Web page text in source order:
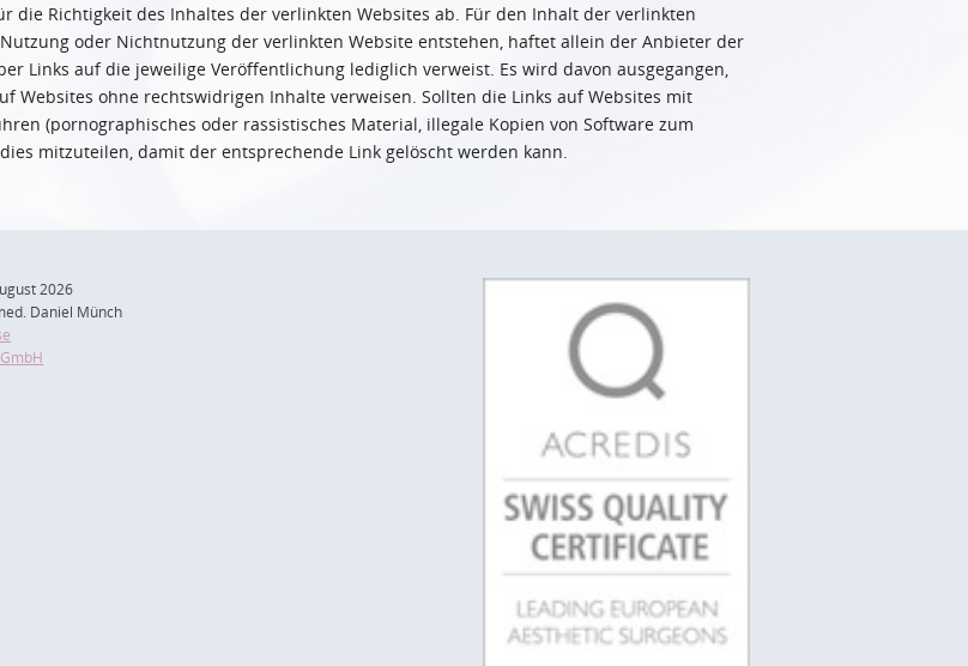
die Richtigkeit des Inhaltes der verlinkten Websites ab. Für den Inhalt der verlinkten
oder Nichtnutzung der verlinkten Website entstehen, haftet allein der Anbieter der
Links auf die jeweilige Veröffentlichung lediglich verweist. Es wird davon ausgegangen,
Websites ohne rechtswidrigen Inhalte verweisen. Sollten die Links auf Websites mit
(pornographisches oder rassistisches Material, illegale Kopien von Software zum
mitzuteilen, damit der entsprechende Link gelöscht werden kann.
2026
Daniel Münch